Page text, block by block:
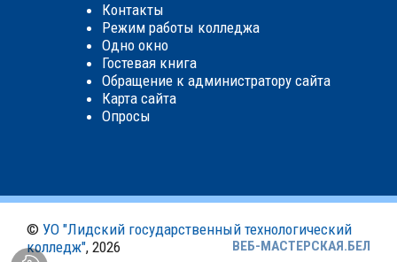
Контакты
Режим работы колледжа
Одно окно
Гостевая книга
Обращение к администратору сайта
Карта сайта
Опросы
© УО "Лидский государственный технологический
колледж", 2026 ВЕБ-МАСТЕРСКАЯ.БЕЛ